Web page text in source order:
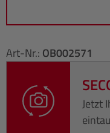
Art-Nr.: OB002571
Jetzt